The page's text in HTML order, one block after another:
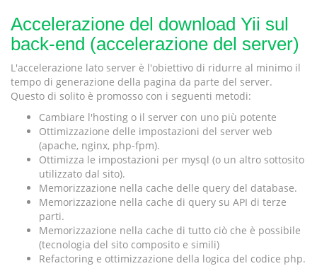
Accelerazione del download Yii sul
back-end (accelerazione del server)
L'accelerazione lato server è l'obiettivo di ridurre al minimo il
tempo di generazione della pagina da parte del server.
Questo di solito è promosso con i seguenti metodi:
Cambiare l'hosting o il server con uno più potente
Ottimizzazione delle impostazioni del server web
(apache, nginx, php-fpm).
Ottimizza le impostazioni per mysql (o un altro sottosito
utilizzato dal sito).
Memorizzazione nella cache delle query del database.
Memorizzazione nella cache di query su API di terze
parti.
Memorizzazione nella cache di tutto ciò che è possibile
(tecnologia del sito composito e simili)
Refactoring e ottimizzazione della logica del codice php.